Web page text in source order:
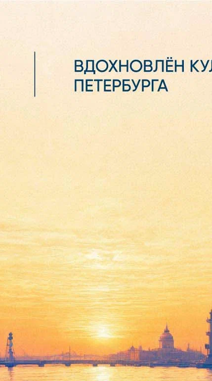
«Золотых масок»
тем, что они оказались в точности обратными по
в основном, делили между собой Мариинка и
– в Театр Музыкомедии. Лучшим мюзиклом назван
и Евгений Зайцев (Чаплин). И только лучшим